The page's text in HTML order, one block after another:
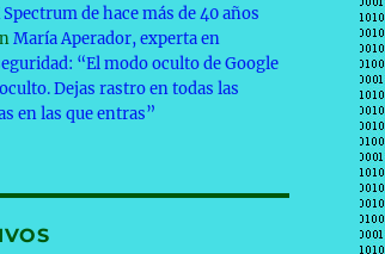
de hace más de 40 años
María Aperador, experta en
“El modo oculto de Google
Dejas rastro en todas las
en las que entras”